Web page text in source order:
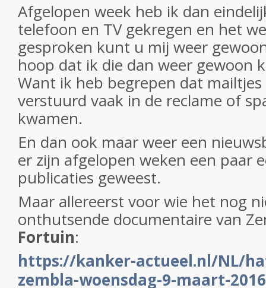
Afgelopen week heb ik dan
telefoon en TV gekregen en het
gesproken kunt u mij weer
hoop dat ik die dan weer gewoon
Want ik heb begrepen dat
verstuurd vaak in de reclame of
kwamen.
En dan ook maar weer een
er zijn afgelopen weken een paar
publicaties geweest.
Maar allereerst voor wie het nog
onthutsende documentaire van
Fortuin:
https://kanker-actueel.nl/NL/
zembla-woensdag-9-maart-